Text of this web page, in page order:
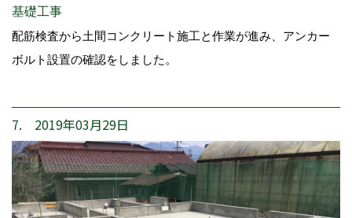
基礎工事
配筋検査から土間コンクリート施工と作業が進み、アンカー
ボルト設置の確認をしました。
7. 2019年03月29日